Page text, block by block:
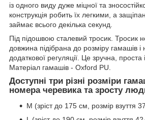
із одного виду дуже міцної та
конструкція робить їх легкими, а
займає всього декілька секунд.
Під підошвою сталевий тросик. Тросик
довжина підібрана до розміру гамашів і
додаткової регуляції. Це зручна, проста
Матеріал гамашів - Oxford PU.
Доступні три різні розміри
номера черевика та зросту
M (зріст до 175 см, розмір взуття